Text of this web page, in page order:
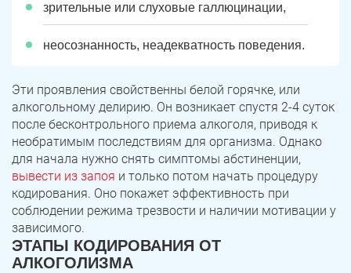
зрительные или слуховые галлюцинации,
неосознанность, неадекватность поведения.
Эти проявления свойственны белой горячке, или
алкогольному делирию. Он возникает спустя 2-4 суток
после бесконтрольного приема алкоголя, приводя к
необратимым последствиям для организма. Однако
для начала нужно снять симптомы абстиненции,
вывести из запоя и только потом начать процедуру
кодирования. Оно покажет эффективность при
соблюдении режима трезвости и наличии мотивации у
зависимого.
ЭТАПЫ КОДИРОВАНИЯ ОТ
АЛКОГОЛИЗМА